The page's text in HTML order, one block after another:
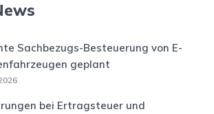
Sachbezugs-Besteuerung von E-
geplant
bei Ertragsteuer und